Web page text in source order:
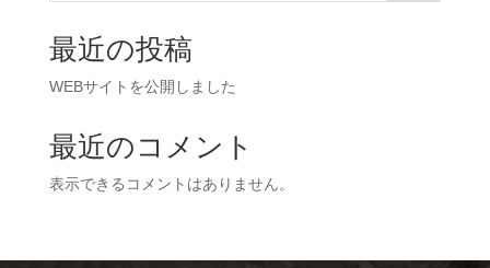
最近の投稿
WEBサイトを公開しました
最近のコメント
表示できるコメントはありません。